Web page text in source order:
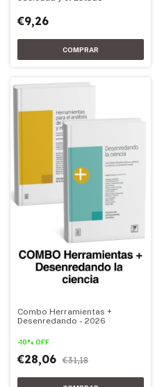
€9,26
Combo Herramientas +
Desenredando - 2026
-10% OFF
€28,06 €31,18